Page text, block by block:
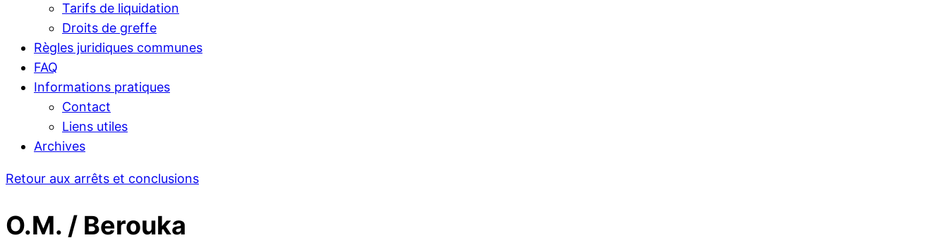
Tarifs de liquidation
Droits de greffe
Règles juridiques communes
FAQ
Informations pratiques
Contact
Liens utiles
Archives
Retour aux arrêts et conclusions
O.M. / Berouka